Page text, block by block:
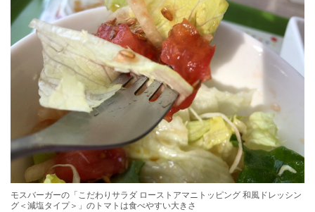
モスバーガーの「こだわりサラダ ローストアマニトッピング 和風ドレッシン
グ＜減塩タイプ＞」のトマトは食べやすい大きさ